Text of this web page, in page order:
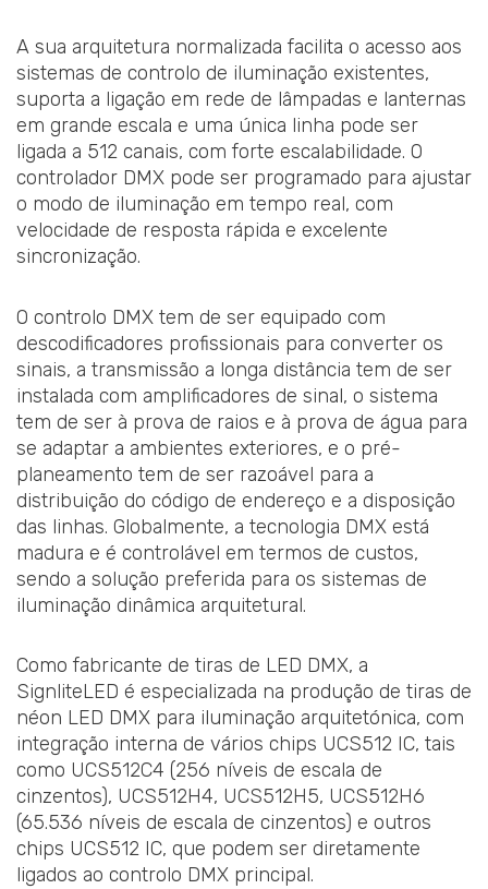
A sua arquitetura normalizada facilita o acesso aos
sistemas de controlo de iluminação existentes,
suporta a ligação em rede de lâmpadas e lanternas
em grande escala e uma única linha pode ser
ligada a 512 canais, com forte escalabilidade. O
controlador DMX pode ser programado para ajustar
o modo de iluminação em tempo real, com
velocidade de resposta rápida e excelente
sincronização.
O controlo DMX tem de ser equipado com
descodificadores profissionais para converter os
sinais, a transmissão a longa distância tem de ser
instalada com amplificadores de sinal, o sistema
tem de ser à prova de raios e à prova de água para
se adaptar a ambientes exteriores, e o pré-
planeamento tem de ser razoável para a
distribuição do código de endereço e a disposição
das linhas. Globalmente, a tecnologia DMX está
madura e é controlável em termos de custos,
sendo a solução preferida para os sistemas de
iluminação dinâmica arquitetural.
Como fabricante de tiras de LED DMX, a
SignliteLED é especializada na produção de tiras de
néon LED DMX para iluminação arquitetónica, com
integração interna de vários chips UCS512 IC, tais
como UCS512C4 (256 níveis de escala de
cinzentos), UCS512H4, UCS512H5, UCS512H6
(65.536 níveis de escala de cinzentos) e outros
chips UCS512 IC, que podem ser diretamente
ligados ao controlo DMX principal.